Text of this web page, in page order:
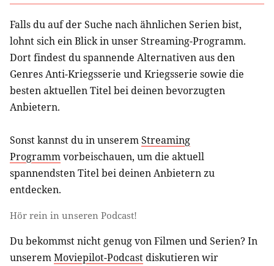
Falls du auf der Suche nach ähnlichenSerienbist,
lohnt sich ein Blick in unser Streaming-Programm.
Dort findest du spannende Alternativen aus den
Genres Anti-Kriegsserie und Kriegsserie sowie die
besten aktuellen Titel bei deinen bevorzugten
Anbietern.
Sonst kannst du in unseremStreaming
Programmvorbeischauen, um die aktuell
spannendsten Titel bei deinen Anbietern zu
entdecken.
Hör rein in unseren Podcast!
Du bekommst nicht genug von Filmen und Serien? In
unseremMoviepilot-Podcast diskutieren wir